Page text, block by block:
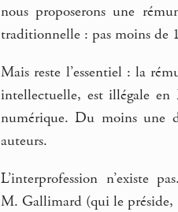
nous proposerons une
traditionnelle : pas moins de
Mais reste l’essentiel : la
intellectuelle, est illégale en
numérique. Du moins une
auteurs.
L’interprofession n’existe
M. Gallimard (qui le préside,